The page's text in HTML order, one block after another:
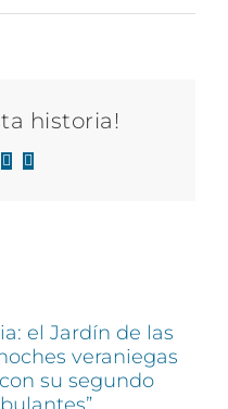
historia!
WhatsApp
Correo